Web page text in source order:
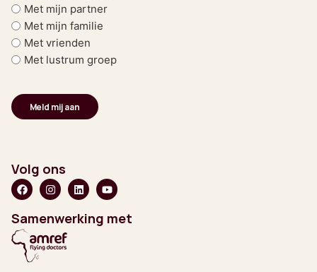
Met mijn partner
Met mijn familie
Met vrienden
Met lustrum groep
Volg ons
Samenwerking met